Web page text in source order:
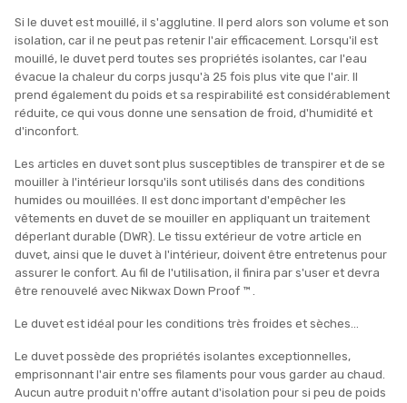
Si le duvet est mouillé, il s'agglutine. Il perd alors son volume et son
isolation, car il ne peut pas retenir l'air efficacement. Lorsqu'il est
mouillé, le duvet perd toutes ses propriétés isolantes, car l'eau
évacue la chaleur du corps jusqu'à 25 fois plus vite que l'air. Il
prend également du poids et sa respirabilité est considérablement
réduite, ce qui vous donne une sensation de froid, d'humidité et
d'inconfort.
Les articles en duvet sont plus susceptibles de transpirer et de se
mouiller à l'intérieur lorsqu'ils sont utilisés dans des conditions
humides ou mouillées. Il est donc important d'empêcher les
vêtements en duvet de se mouiller en appliquant un traitement
déperlant durable (DWR). Le tissu extérieur de votre article en
duvet, ainsi que le duvet à l'intérieur, doivent être entretenus pour
assurer le confort. Au fil de l'utilisation, il finira par s'user et devra
être renouvelé avec Nikwax Down Proof ™ .
Le duvet est idéal pour les conditions très froides et sèches…
Le duvet possède des propriétés isolantes exceptionnelles,
emprisonnant l'air entre ses filaments pour vous garder au chaud.
Aucun autre produit n'offre autant d'isolation pour si peu de poids